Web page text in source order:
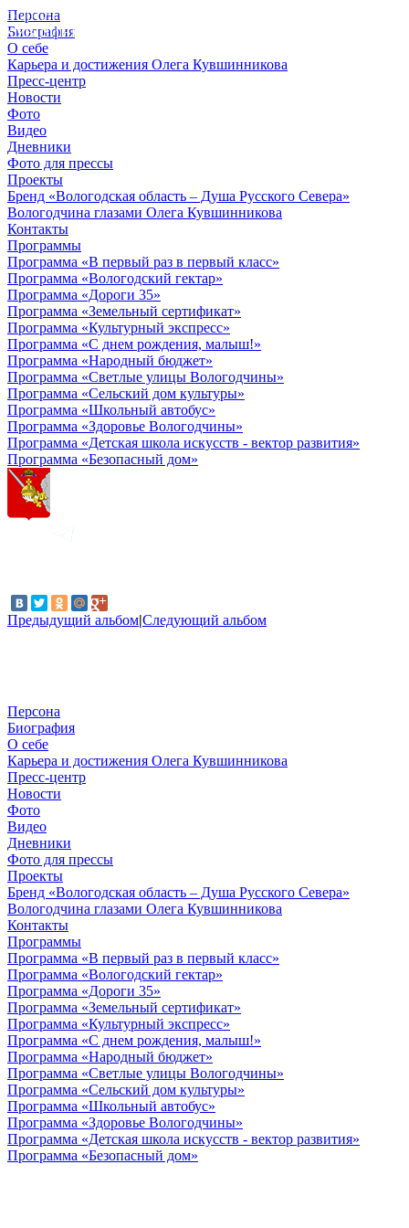
Персона
Биография
О себе
Карьера и достижения Олега Кувшинникова
Пресс-центр
Новости
Фото
Видео
Дневники
Фото для прессы
Проекты
Бренд «Вологодская область – Душа Русского Севера»
Вологодчина глазами Олега Кувшинникова
Контакты
Программы
Программа «В первый раз в первый класс»
Программа «Вологодский гектар»
Программа «Дороги 35»
Программа «Земельный сертификат»
Программа «Культурный экспресс»
Программа «С днем рождения, малыш!»
Программа «Народный бюджет»
Программа «Светлые улицы Вологодчины»
Программа «Сельский дом культуры»
Программа «Школьный автобус»
Программа «Здоровье Вологодчины»
Программа «Детская школа искусств - вектор развития»
Программа «Безопасный дом»
Предыдущий альбом|Следующий альбом
© 2012 - 2023,
КУВШИННИКОВ О.А.
Персона
Биография
О себе
Карьера и достижения Олега Кувшинникова
Пресс-центр
Новости
Фото
Видео
Дневники
Фото для прессы
Проекты
Бренд «Вологодская область – Душа Русского Севера»
Вологодчина глазами Олега Кувшинникова
Контакты
Программы
Программа «В первый раз в первый класс»
Программа «Вологодский гектар»
Программа «Дороги 35»
Программа «Земельный сертификат»
Программа «Культурный экспресс»
Программа «С днем рождения, малыш!»
Программа «Народный бюджет»
Программа «Светлые улицы Вологодчины»
Программа «Сельский дом культуры»
Программа «Школьный автобус»
Программа «Здоровье Вологодчины»
Программа «Детская школа искусств - вектор развития»
Программа «Безопасный дом»